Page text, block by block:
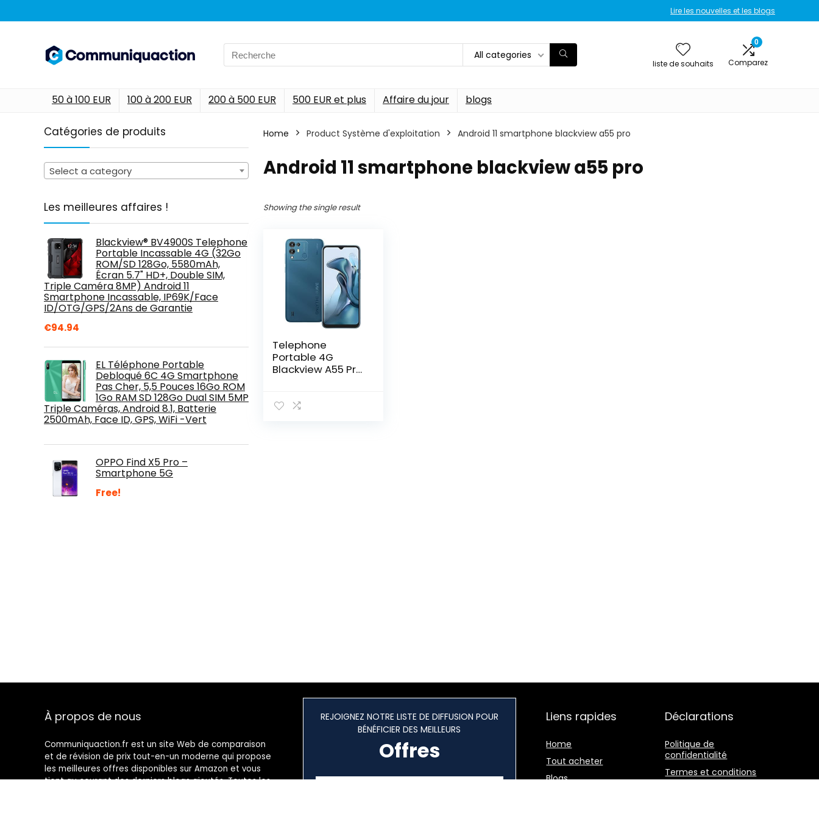
Lire les nouvelles et les blogs
Search
for:
All categories
liste de souhaits
0
Comparez
50 à 100 EUR 100 à 200 EUR 200 à 500 EUR 500 EUR et plus Affaire du jour blogs
Catégories de produits
Select a category
Les meilleures affaires !
Blackview® BV4900S Telephone
Portable Incassable 4G (32Go
ROM/SD 128Go, 5580mAh,
Écran 5.7" HD+, Double SIM,
Triple Caméra 8MP) Android 11
Smartphone Incassable, IP69K/Face
ID/OTG/GPS/2Ans de Garantie
€94.94
EL Téléphone Portable
Debloqué 6C 4G Smartphone
Pas Cher, 5,5 Pouces 16Go ROM
1Go RAM SD 128Go Dual SIM 5MP
Triple Caméras, Android 8.1, Batterie
2500mAh, Face ID, GPS, WiFi -Vert
OPPO Find X5 Pro –
Smartphone 5G
Free!
Home Product Système d'exploitation ‎Android 11 smartphone blackview a55 pro
‎Android 11 smartphone blackview a55 pro
Showing the single result
Telephone
Portable 4G
Blackview A55 Pro,
1TO, 4780mAh,
À propos de nous
Communiquaction.fr est un site Web de comparaison
et de révision de prix tout-en-un moderne qui propose
les meilleures offres disponibles sur Amazon et vous
tient au courant des derniers blogs ajoutés. Toutes les
REJOIGNEZ NOTRE LISTE DE DIFFUSION POUR
BÉNÉFICIER DES MEILLEURS
Offres
Liens rapides
Home
Tout acheter
Blogs
Déclarations
Politique de
confidentialité
Termes et conditions